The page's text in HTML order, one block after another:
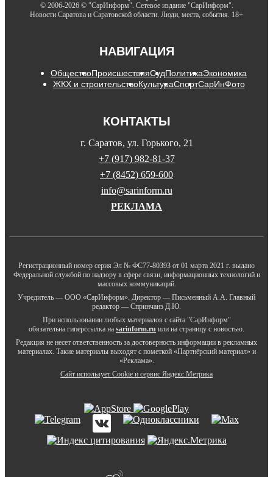
© 2006-2026 © "СарИнформ". Сетевое издание "СарИнформ".
Новости Саратова и Саратовской области. Люди, места, события. 18+
НАВИГАЦИЯ
ОбществоПроисшествияСудПолитикаЭкономика
ЖКХ и строительствоКультураСпортСарИнФото
КОНТАКТЫ
г. Саратов, ул. Горького, 21
+7 (917) 982-81-37
+7 (8452) 659-600
info@sarinform.ru
РЕКЛАМА
Регистрационный номер серия Эл № ФС77-80393 от 01 марта 2021 г. выдано
Федеральной службой по надзору в сфере связи, информационных технологий и
массовых коммуникаций.
Учредитель — ООО «СарИнформ». Директор — Письменный А.А. Главный
редактор — Спринчанэ Д.Ю.
При использовании любых материалов с сайта "СарИнформ"
обязательна гиперссылка на sarinform.ru или на страницу с новостью.
Редакция не несет ответственность за достоверность информации в рекламных
материалах. Такие материалы выходят с пометкой «Партнёрский материал» и
«Реклама».
Сайт использует Cookie и сервиc Яндекс.Метрика